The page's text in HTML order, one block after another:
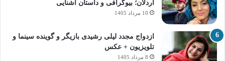
اردلان؛ بیوگرافی و داستان آشنایی
10 مرداد 1405
ازدواج مجدد لیلی رشیدی بازیگر و گوینده سینما و
تلویزیون + عکس
8 مرداد 1405